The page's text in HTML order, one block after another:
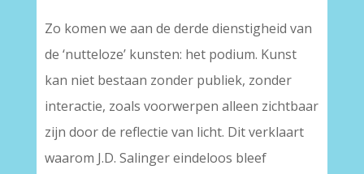
Zo komen we aan de derde dienstigheid van
de ‘nutteloze’ kunsten: het podium. Kunst
kan niet bestaan zonder publiek, zonder
interactie, zoals voorwerpen alleen zichtbaar
zijn door de reflectie van licht. Dit verklaart
waarom J.D. Salinger eindeloos bleef